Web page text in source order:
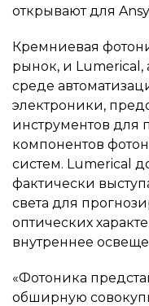
открывают для
Кремниевая
рынок, и
среде
электроники,
инструментов для
компонентов
систем. Lumerical
фактически
света для
оптических
внутреннее
«Фотоника
обширную